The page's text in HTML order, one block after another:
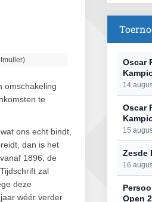
omschakeling
te
ons echt bindt,
dan is het
1896, de
zal
deze
wéér verder
Oscar
14
Oscar
15
Zesde
16
Open